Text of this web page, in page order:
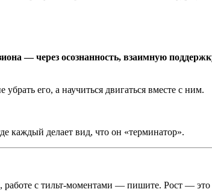
— через осознанность, взаимную
его, а научиться двигаться вместе с ним.
каждый делает вид, что он «терминатор».
с тильт-моментами — пишите. Рост — это